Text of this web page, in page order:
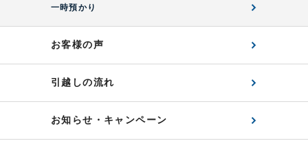
一時預かり
お客様の声
引越しの流れ
お知らせ・キャンペーン